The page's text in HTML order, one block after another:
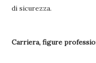
di sicurezza.
Carriera, figure